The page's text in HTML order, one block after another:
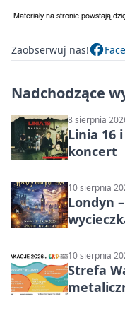
Zaobserwuj nas!
Nadchodzące
8 sierpnia
Linia 16
koncert
10 sierpnia
Londyn
10 sierpnia
Strefa